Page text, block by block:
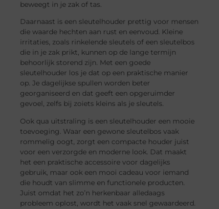
beweegt in je zak of tas.
Daarnaast is een sleutelhouder prettig voor mensen
die waarde hechten aan rust en eenvoud. Kleine
irritaties, zoals rinkelende sleutels of een sleutelbos
die in je zak prikt, kunnen op de lange termijn
behoorlijk storend zijn. Met een goede
sleutelhouder los je dat op een praktische manier
op. Je dagelijkse spullen worden beter
georganiseerd en dat geeft een opgeruimder
gevoel, zelfs bij zoiets kleins als je sleutels.
Ook qua uitstraling is een sleutelhouder een mooie
toevoeging. Waar een gewone sleutelbos vaak
rommelig oogt, zorgt een compacte houder juist
voor een verzorgde en moderne look. Dat maakt
het een praktische accessoire voor dagelijks
gebruik, maar ook een mooi cadeau voor iemand
die houdt van slimme en functionele producten.
Juist omdat het zo’n herkenbaar alledaags
probleem oplost, wordt het vaak snel gewaardeerd.